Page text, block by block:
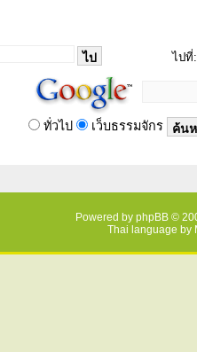
ไปที่:
ทั่วไป เว็บธรรมจักร
Powered by phpBB ©
Thai language by